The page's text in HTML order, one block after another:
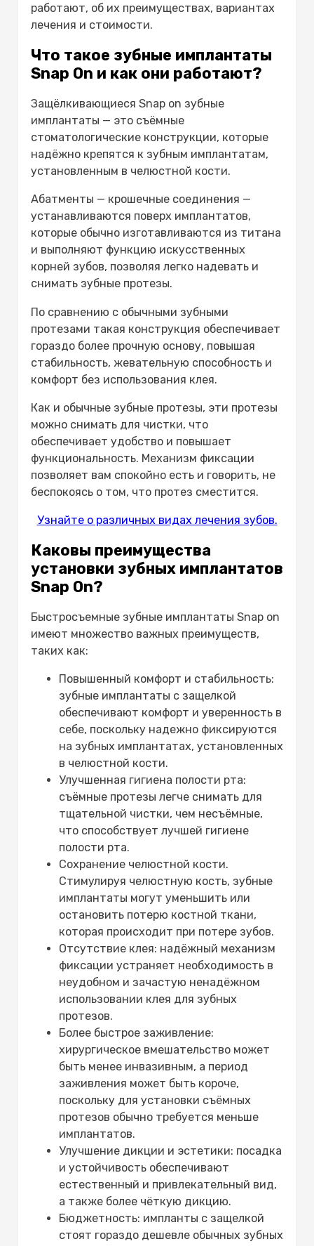
Традиционные зубные протезы
Каковы потенциальные риски и
имплантатов Snap On?
Каковы рекомендации по уходу и
Snap On?
Каковы факторы, влияющие на
стоимость зубных имплантатов Snap
On в Турции?
Как выбрать лучшую клинику по
Почему Mavidenta — лучшее место для
установки зубных имплантатов?
Заключение
Часто задаваемые вопросы
Стоит ли использовать съёмные
протезы?
Как долго служат вставные зубы?
Дешевле ли съёмные протезы, чем
имплантаты?
Болезненны ли съёмные протезы?
работают, об их преимуществах, вариантах
лечения и стоимости.
Что такое зубные имплантаты
Snap On и как они работают?
Защёлкивающиеся Snap on зубные
имплантаты — это съёмные
стоматологические конструкции, которые
надёжно крепятся к зубным имплантатам,
установленным в челюстной кости.
Абатменты — крошечные соединения —
устанавливаются поверх имплантатов,
которые обычно изготавливаются из титана
и выполняют функцию искусственных
корней зубов, позволяя легко надевать и
снимать зубные протезы.
По сравнению с обычными зубными
протезами такая конструкция обеспечивает
гораздо более прочную основу, повышая
стабильность, жевательную способность и
комфорт без использования клея.
Как и обычные зубные протезы, эти протезы
можно снимать для чистки, что
обеспечивает удобство и повышает
функциональность. Механизм фиксации
позволяет вам спокойно есть и говорить, не
беспокоясь о том, что протез сместится.
Узнайте о различных видах лечения зубов.
Каковы преимущества
установки зубных имплантатов
Snap On?
Быстросъемные зубные имплантаты Snap on
имеют множество важных преимуществ,
таких как:
Повышенный комфорт и стабильность:
зубные имплантаты с защелкой
обеспечивают комфорт и уверенность в
себе, поскольку надежно фиксируются
на зубных имплантатах, установленных
в челюстной кости.
Улучшенная гигиена полости рта:
съёмные протезы легче снимать для
тщательной чистки, чем несъёмные,
что способствует лучшей гигиене
полости рта.
Сохранение челюстной кости.
Стимулируя челюстную кость, зубные
имплантаты могут уменьшить или
остановить потерю костной ткани,
которая происходит при потере зубов.
Отсутствие клея: надёжный механизм
фиксации устраняет необходимость в
неудобном и зачастую ненадёжном
использовании клея для зубных
протезов.
Более быстрое заживление:
хирургическое вмешательство может
быть менее инвазивным, а период
заживления может быть короче,
поскольку для установки съёмных
протезов обычно требуется меньше
имплантатов.
Улучшение дикции и эстетики: посадка
и устойчивость обеспечивают
естественный и привлекательный вид,
а также более чёткую дикцию.
Бюджетность: импланты с защелкой
стоят гораздо дешевле обычных зубных